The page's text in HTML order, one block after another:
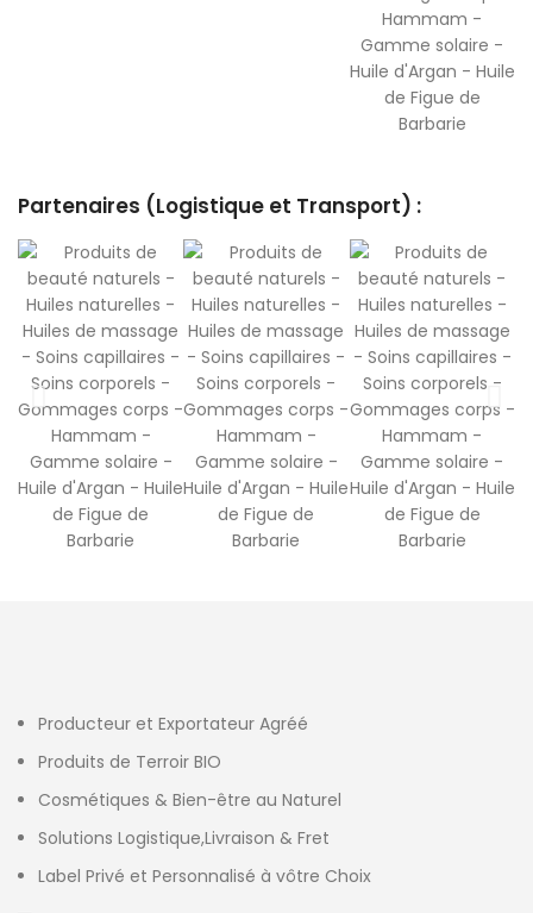
Partenaires (Logistique et Transport) :
Producteur et Exportateur Agréé
Produits de Terroir BIO
Cosmétiques & Bien-être au Naturel
Solutions Logistique,Livraison & Fret
Label Privé et Personnalisé à vôtre Choix